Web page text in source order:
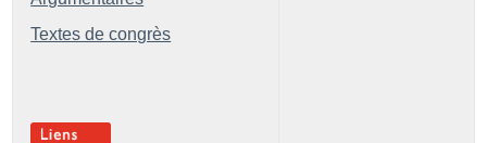
Textes de congrès